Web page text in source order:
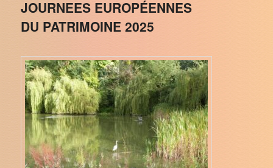
JOURNEES EUROPÉENNES
DU PATRIMOINE 2025